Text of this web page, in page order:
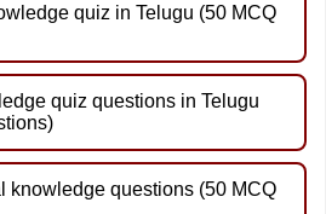
quiz in Telugu (50 MCQ
quiz questions in Telugu
knowledge questions (50 MCQ